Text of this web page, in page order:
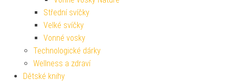
Střední svíčky
Velké svíčky
Vonné vosky
Technologické dárky
Wellness a zdraví
Dětské knihy